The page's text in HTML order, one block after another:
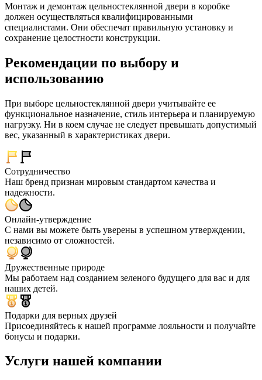
Монтаж и демонтаж цельностеклянной двери в коробке
должен осуществляться квалифицированными
специалистами. Они обеспечат правильную установку и
сохранение целостности конструкции.
Рекомендации по выбору и
использованию
При выборе цельностеклянной двери учитывайте ее
функциональное назначение, стиль интерьера и планируемую
нагрузку. Ни в коем случае не следует превышать допустимый
вес, указанный в характеристиках двери.
Сотрудничество
Наш бренд признан мировым стандартом качества и
надежности.
Онлайн-утверждение
С нами вы можете быть уверены в успешном утверждении,
независимо от сложностей.
Дружественные природе
Мы работаем над созданием зеленого будущего для вас и для
наших детей.
Подарки для верных друзей
Присоединяйтесь к нашей программе лояльности и получайте
бонусы и подарки.
Услуги нашей компании